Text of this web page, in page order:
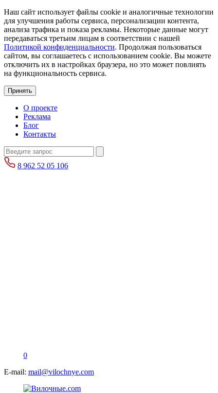
Наш сайт использует файлы cookie и аналогичные технологии
для улучшения работы сервиса, персонализации контента,
анализа трафика и показа рекламы. Некоторые данные могут
передаваться третьим лицам в соответствии с нашей
Политикой конфиденциальности. Продолжая пользоваться
сайтом, вы соглашаетесь с использованием cookie. Вы можете
отключить их в настройках браузера, но это может повлиять
на функциональность сервиса.
Принять
О проекте
Реклама
Блог
Контакты
8 962 52 05 106
0
E-mail: mail@vilochnye.com